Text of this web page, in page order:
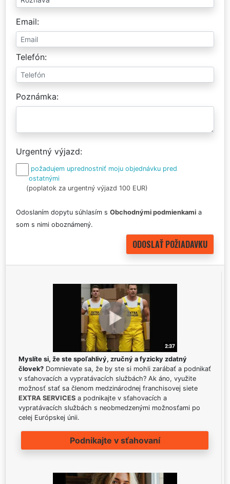
Email
Telefón
Poznámka
Urgentný výjazd
požadujem uprednostniť moju objednávku pred
ostatnými
(poplatok za urgentný výjazd 100 EUR)
Odoslaním dopytu súhlasím s Obchodnými podmienkami a
som s nimi oboznámený.
Myslíte si, že ste spoľahlivý, zručný a fyzicky zdatný
človek? Domnievate sa, že by ste si mohli zarábať a podnikať
v sťahovacích a vypratávacích službách? Ak áno, využite
možnosť stať sa členom medzinárodnej franchisovej siete
EXTRA SERVICES a podnikajte v sťahovacích a
vypratávacích službách s neobmedzenými možnosťami po
celej Európskej únii.
Podnikajte v sťahovaní